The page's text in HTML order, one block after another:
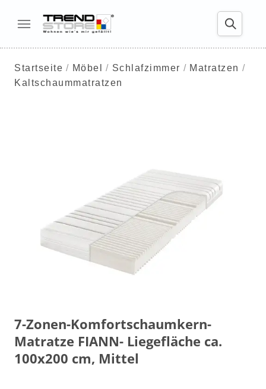
Startseite Möbel Schlafzimmer
Matratzen
Kaltschaummatratzen
7-Zonen-Komfortschaumkern-
Matratze FIANN- Liegefläche ca.
100x200 cm, Mittel